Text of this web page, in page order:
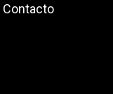
Contacto